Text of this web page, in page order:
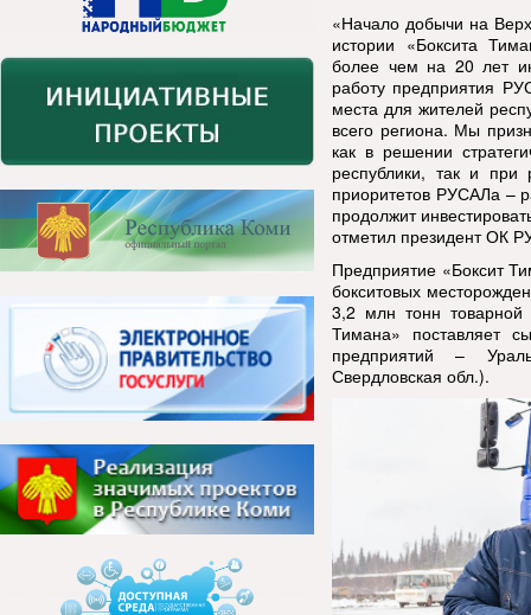
«Начало добычи на
истории «Боксита
более чем на 20 лет
работу предприятия
места для жителей
всего региона. Мы
как в решении
республики, так и при
приоритетов РУСАЛа –
продолжит
отметил президент ОК
Предприятие «Боксит
бокситовых
3,2 млн тонн
Тимана» поставляет
предприятий –
Свердловская обл.).